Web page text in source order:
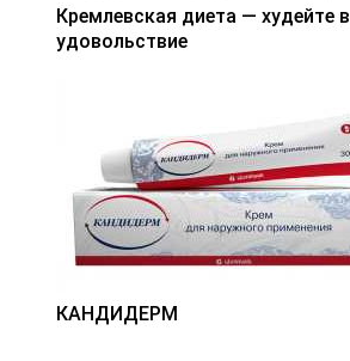
Кремлевская диета — худейте в
удовольствие
КАНДИДЕРМ